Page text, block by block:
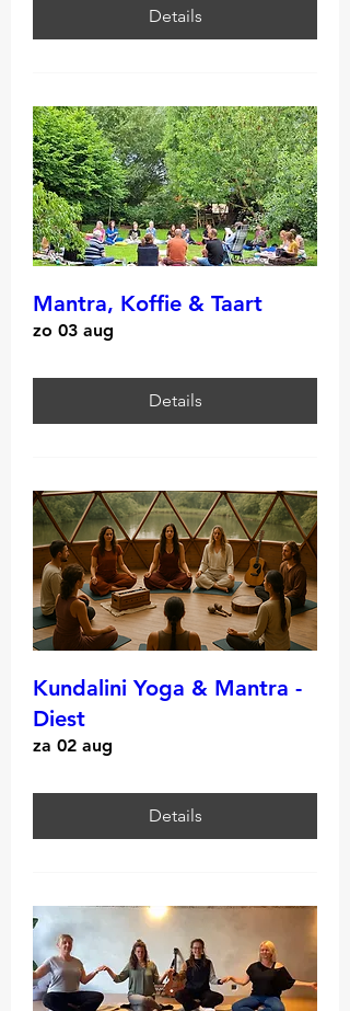
Details
Mantra, Koffie & Taart
zo 03 aug
Details
Kundalini Yoga & Mantra -
Diest
za 02 aug
Details